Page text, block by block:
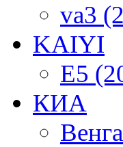
va3
KAIYI
E5
КИА